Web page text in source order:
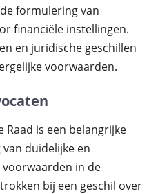
formulering van
financiële instellingen.
en juridische geschillen
voorwaarden.
Raad is een belangrijke
duidelijke en
in de
bij een geschil over